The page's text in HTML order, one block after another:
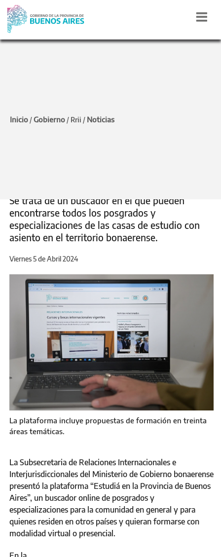
Inicio /Gobierno / Rrii / Noticias
Conocé la plataforma
Se trata de un buscador en el que pueden
encontrarse todos los posgrados y
especializaciones de las casas de estudio con
asiento en el territorio bonaerense.
Viernes 5 de Abril 2024
La plataforma incluye propuestas de formación en treinta
áreas temáticas.
La Subsecretaria de Relaciones Internacionales e
Interjurisdiccionales del Ministerio de Gobierno bonaerense
presentó la plataforma “Estudiá en la Provincia de Buenos
Aires”, un buscador online de posgrados y
especializaciones para la comunidad en general y para
quienes residen en otros países y quieran formarse con
modalidad virtual o presencial.